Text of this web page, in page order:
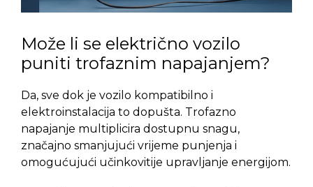
Može li se električno vozilo
puniti trofaznim napajanjem?
Da, sve dok je vozilo kompatibilno i
elektroinstalacija to dopušta. Trofazno
napajanje multiplicira dostupnu snagu,
značajno smanjujući vrijeme punjenja i
omogućujući učinkovitije upravljanje energijom.